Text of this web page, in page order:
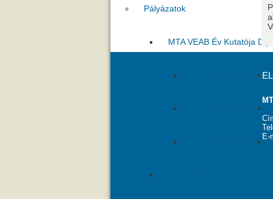
Pályázatok
MTA VEAB Év Kutatója Díj
E-